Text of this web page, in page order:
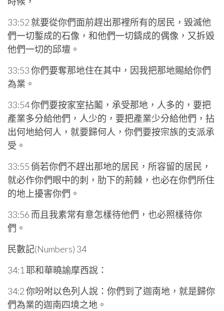
33:52 就要從你們面前趕出那裡所有的居民，毀滅他
們一切鏨成的石像，和他們一切鑄成的偶像，又拆毀
他們一切的邱壇。
33:53 你們要奪那地住在其中，因我把那地賜給你們
為業。
33:54 你們要按家室拈鬮，承受那地，人多的，要把
產業多分給他們，人少的，要把產業少分給他們，拈
出何地給何人，就要歸何人，你們要按宗族的支派承
受。
33:55 倘若你們不趕出那地的居民，所容留的居民，
就必作你們眼中的刺，肋下的荊棘，也必在你們所住
的地上擾害你們。
33:56 而且我素常有意怎樣待他們，也必照樣待你
們。
民數記(Numbers) 34
34:1 耶和華曉諭摩西說：
34:2 你吩咐以色列人說：你們到了迦南地，就是歸你
們為業的迦南四境之地。